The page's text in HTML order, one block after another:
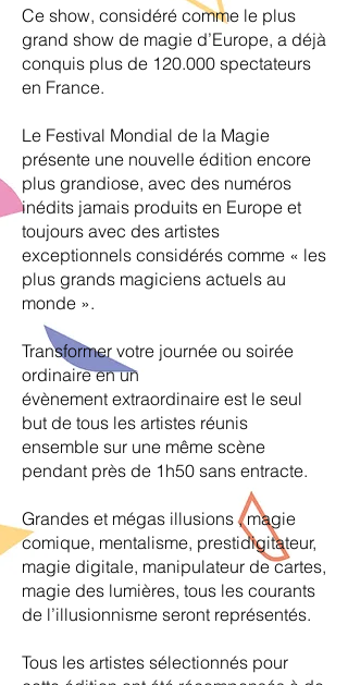
Ce show, considéré comme le plus
grand show de magie d’Europe, a déjà
conquis plus de 120.000 spectateurs
en France.
Le Festival Mondial de la Magie
présente une nouvelle édition encore
plus grandiose, avec des numéros
inédits jamais produits en Europe et
toujours avec des artistes
exceptionnels considérés comme « les
plus grands magiciens actuels au
monde ».
Transformer votre journée ou soirée
ordinaire en un
évènement extraordinaire est le seul
but de tous les artistes réunis
ensemble sur une même scène
pendant près de 1h50 sans entracte.
Grandes et mégas illusions , magie
comique, mentalisme, prestidigitateur,
magie digitale, manipulateur de cartes,
magie des lumières, tous les courants
de l’illusionnisme seront représentés.
Tous les artistes sélectionnés pour